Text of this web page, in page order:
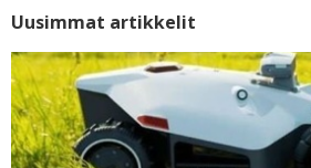
Uusimmat artikkelit